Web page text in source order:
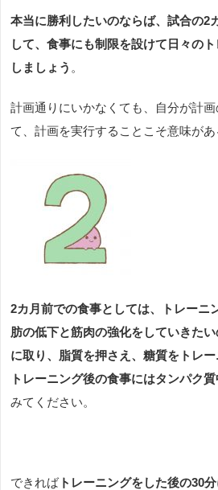
本当に勝利したいのならば、試合の2
して、食事にも制限を設けて日々の
しましょう 。
計画通りにいかなくても、自分が計
て、計画を実行することこそ意味があ
2カ月前での食事としては、トレーニ
肪の低下と筋肉の強化をしていきた
に取り、脂質を押さえ、糖質をトレー
トレーニング後の食事にはタンパク
みてください。
できればトレーニングをした後の30